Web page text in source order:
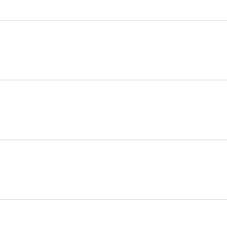
extérieure
14.98